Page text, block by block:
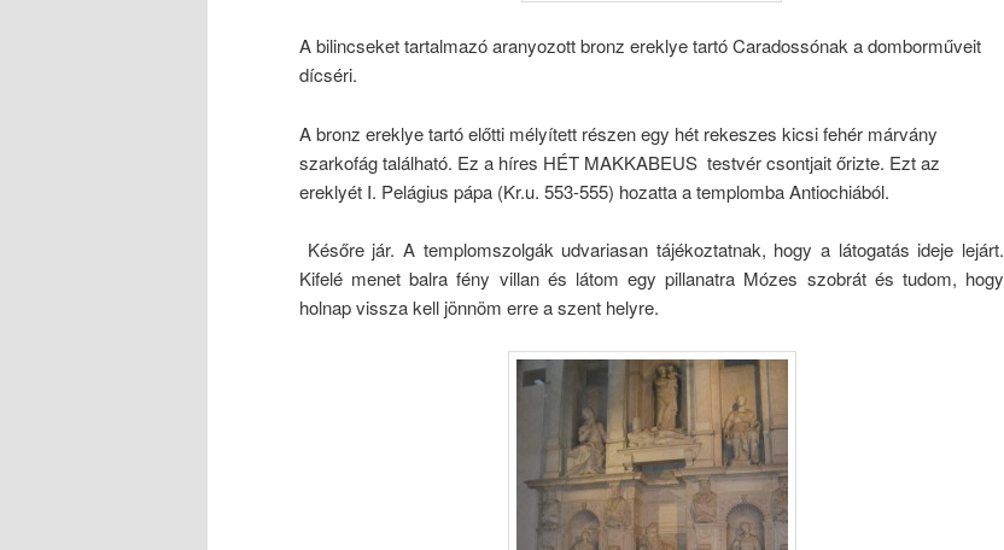
A bilincseket tartalmazó aranyozott bronz ereklye tartó Caradossónak a domborműveit
dícséri.
A bronz ereklye tartó előtti mélyített részen egy hét rekeszes kicsi fehér márvány
szarkofág található. Ez a híres HÉT MAKKABEUS testvér csontjait őrizte. Ezt az
ereklyét I. Pelágius pápa (Kr.u. 553-555) hozatta a templomba Antiochiából.
Későre jár. A templomszolgák udvariasan tájékoztatnak, hogy a látogatás ideje lejárt.
Kifelé menet balra fény villan és látom egy pillanatra Mózes szobrát és tudom, hogy
holnap vissza kell jönnöm erre a szent helyre.